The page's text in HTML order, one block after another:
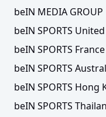
beIN MEDIA GROUP
beIN SPORTS
beIN SPORTS France
beIN SPORTS
beIN SPORTS Hong
beIN SPORTS